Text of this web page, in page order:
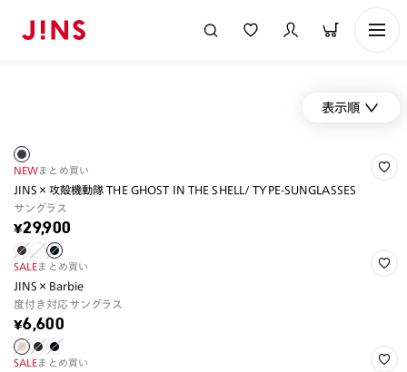
表示順
NEWまとめ買い
JINS×攻殻機動隊 THE GHOST IN THE SHELL/ TYPE-SUNGLASSES
サングラス
¥29,900
SALEまとめ買い
JINS×Barbie
度付き対応サングラス
¥6,600
SALEまとめ買い